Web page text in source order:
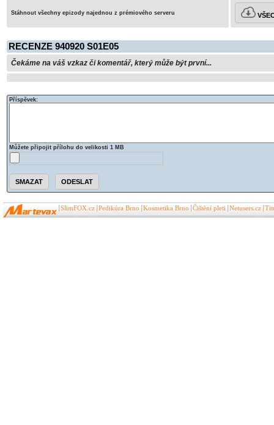
Stáhnout všechny epizody najednou z prémiového serveru
RECENZE 940920 S01E05
Čekáme na váš vzkaz či komentář, který může být první...
Příspěvek:
Můžete připojit přílohu do velikosti 1 MB
SlimFOX.cz Pedikúra Brno Kosmetika Brno Čištění pleti Netusers.cz